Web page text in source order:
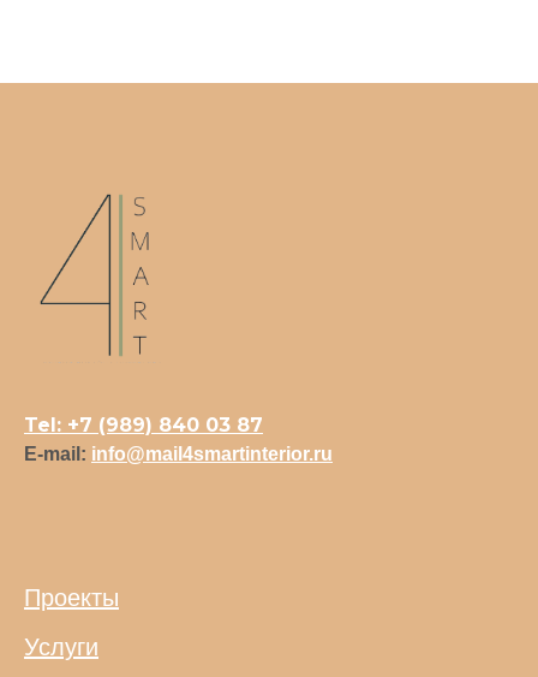
Tel: +7 (989) 840 03 87
E-mail: info@mail4smartinterior.ru
Проекты
Услуги